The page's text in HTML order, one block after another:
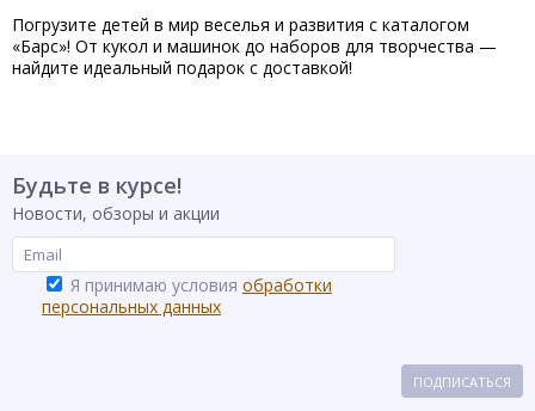
Погрузите детей в мир веселья и развития с каталогом
«Барс»! От кукол и машинок до наборов для творчества —
найдите идеальный подарок с доставкой!
Будьте в курсе!
Новости, обзоры и акции
Я принимаю условия обработки
персональных данных
ПОДПИСАТЬСЯ